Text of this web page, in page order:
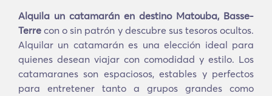
Alquila un catamarán en destino Matouba, Basse-
Terre con o sin patrón y descubre sus tesoros ocultos.
Alquilar un catamarán es una elección ideal para
quienes desean viajar con comodidad y estilo. Los
catamaranes son espaciosos, estables y perfectos
para entretener tanto a grupos grandes como